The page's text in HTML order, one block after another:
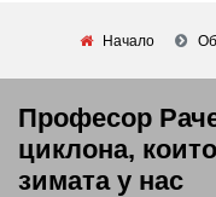
Начало
Професор
циклона,
зимата у нас